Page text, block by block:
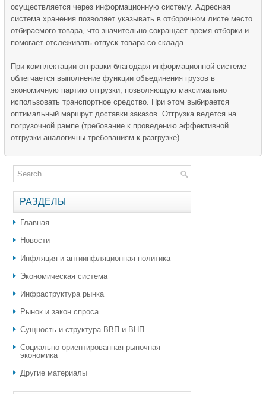
осуществляется через информационную систему. Адресная
система хранения позволяет указывать в отборочном листе место
отбираемого товара, что значительно сокращает время отборки и
помогает отслеживать отпуск товара со склада.
При комплектации отправки благодаря информационной системе
облегчается выполнение функции объединения грузов в
экономичную партию отгрузки, позволяющую максимально
использовать транспортное средство. При этом выбирается
оптимальный маршрут доставки заказов. Отгрузка ведется на
погрузочной рампе (требование к проведению эффективной
отгрузки аналогичны требованиям к разгрузке).
РАЗДЕЛЫ
Главная
Новости
Инфляция и антиинфляционная политика
Экономическая система
Инфраструктура рынка
Рынок и закон спроса
Сущность и структура ВВП и ВНП
Социально ориентированная рыночная
экономика
Другие материалы